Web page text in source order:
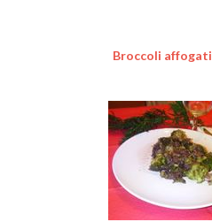
Broccoli affogati